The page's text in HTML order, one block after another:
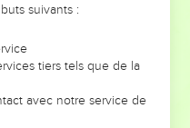
les doutes, les erreurs
alors même que ce
façonnés.
et responsables
suivants :
tiers tels que de la
avec notre service de